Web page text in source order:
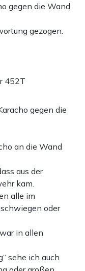
gegen die Wand
gezogen.
452T
gegen die
an die Wand
aus der
kam.
alle im
oder
in allen
sehe ich auch